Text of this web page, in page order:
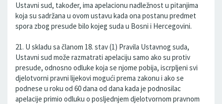
Ustavni sud, također, ima apelacionu nadležnost u pitanjima
koja su sadržana u ovom ustavu kada ona postanu predmet
spora zbog presude bilo kojeg suda u Bosni i Hercegovini.
21. U skladu sa članom 18. stav (1) Pravila Ustavnog suda,
Ustavni sud može razmatrati apelaciju samo ako su protiv
presude, odnosno odluke koja se njome pobija, iscrpljeni svi
djelotvorni pravni lijekovi mogući prema zakonu i ako se
podnese u roku od 60 dana od dana kada je podnosilac
apelacije primio odluku o posljednjem djelotvornom pravnom